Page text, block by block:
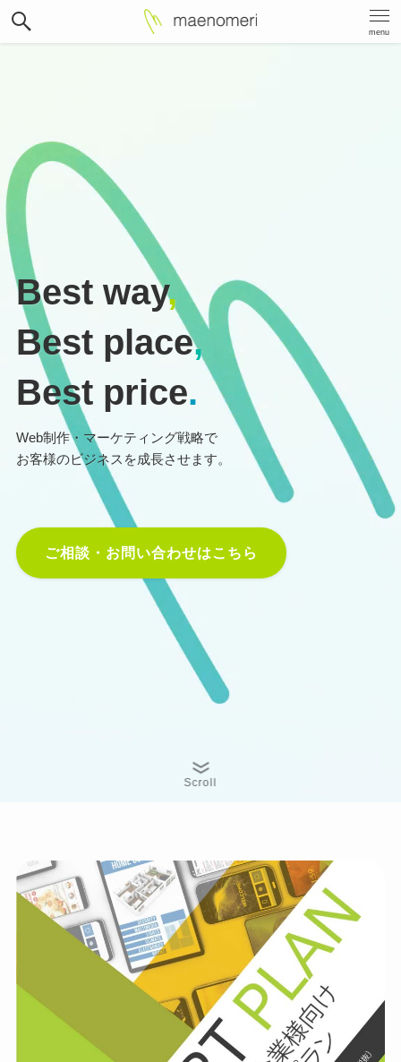
menu
Best way,
Best place,
Best price.
Web制作・マーケティング戦略で
お客様のビジネスを成長させます。
ご相談・お問い合わせはこちら
Scroll